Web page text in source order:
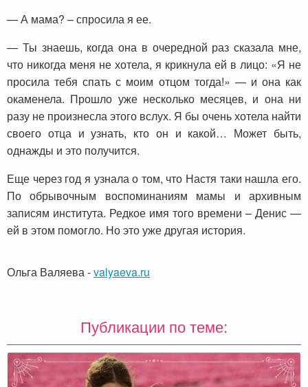
— А мама? – спросила я ее.
— Ты знаешь, когда она в очередной раз сказала мне,
что никогда меня не хотела, я крикнула ей в лицо: «Я не
просила тебя спать с моим отцом тогда!» — и она как
окаменела. Прошло уже несколько месяцев, и она ни
разу не произнесла этого вслух. Я бы очень хотела найти
своего отца и узнать, кто он и какой… Может быть,
однажды и это получится.
Еще через год я узнала о том, что Настя таки нашла его.
По обрывочным воспоминаниям мамы и архивным
записям института. Редкое имя того времени – Денис —
ей в этом помогло. Но это уже другая история.
Ольга Валяева-valyaeva.ru
Публикации по теме: